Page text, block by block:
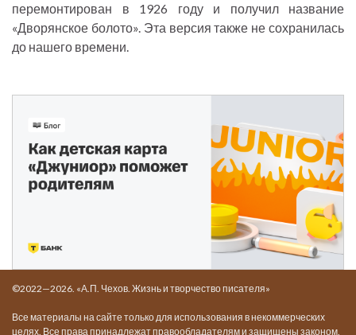
перемонтирован в 1926 году и получил название
«Дворянское болото». Эта версия также не сохранилась
до нашего времени.
©2022—2026. «А.П. Чехов. Жизнь и творчество писателя»
Все материалы на сайте только для использования в некоммерческих
целях. Все права принадлежат правообладателям и защищены законом.